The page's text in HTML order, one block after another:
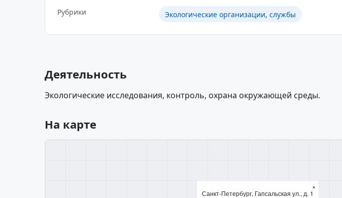
Рубрики Экологические организации, службы
Деятельность
Экологические исследования, контроль, охрана окружающей среды.
На карте
Санкт-Петербург, Гапсальская ул., д. 1
×